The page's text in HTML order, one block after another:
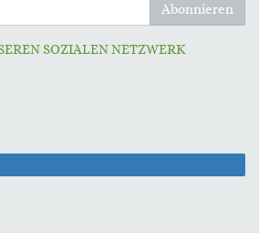
Abonnieren
SOZIALEN NETZWERK